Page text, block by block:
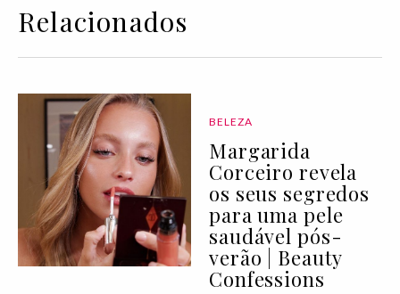
Relacionados
BELEZA
Margarida
Corceiro revela
os seus segredos
para uma pele
saudável pós-
verão | Beauty
Confessions